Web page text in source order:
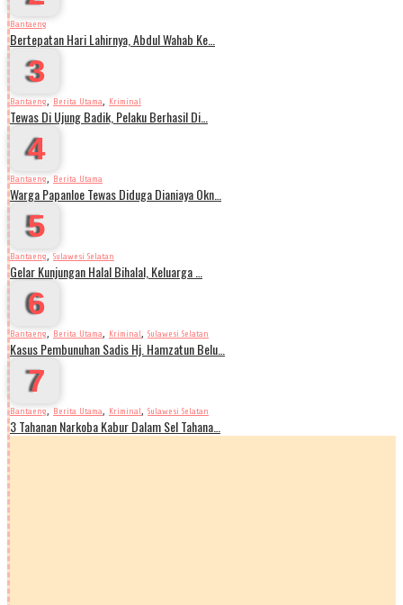
Bantaeng
Bertepatan Hari Lahirnya, Abdul Wahab Ke…
3
Bantaeng, Berita Utama, Kriminal
Tewas Di Ujung Badik, Pelaku Berhasil Di…
4
Bantaeng, Berita Utama
Warga Papanloe Tewas Diduga Dianiaya Okn…
5
Bantaeng, Sulawesi Selatan
Gelar Kunjungan Halal Bihalal, Keluarga …
6
Bantaeng, Berita Utama, Kriminal, Sulawesi Selatan
Kasus Pembunuhan Sadis Hj. Hamzatun Belu…
7
Bantaeng, Berita Utama, Kriminal, Sulawesi Selatan
3 Tahanan Narkoba Kabur Dalam Sel Tahana…